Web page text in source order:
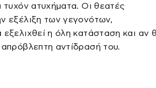
τυχόν ατυχήματα. Οι θεατές
εξέλιξη των γεγονότων,
η όλη κατάσταση και αν
αντίδρασή του.